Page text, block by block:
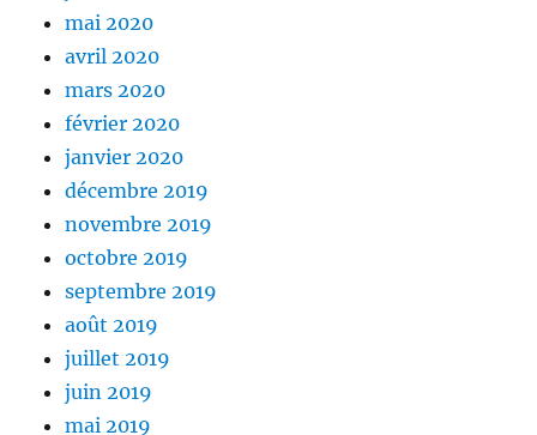
mai 2020
avril 2020
mars 2020
février 2020
janvier 2020
décembre 2019
novembre 2019
octobre 2019
septembre 2019
août 2019
juillet 2019
juin 2019
mai 2019